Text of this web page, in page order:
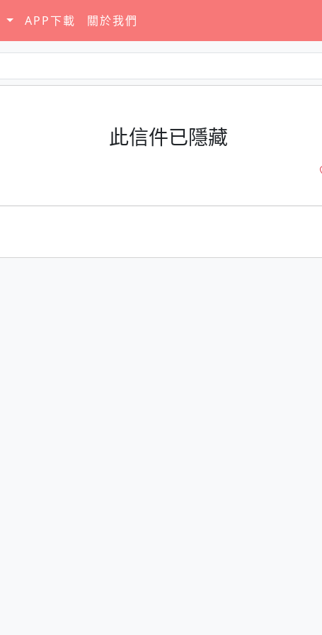
APP下載 關於我們
此信件已隱藏